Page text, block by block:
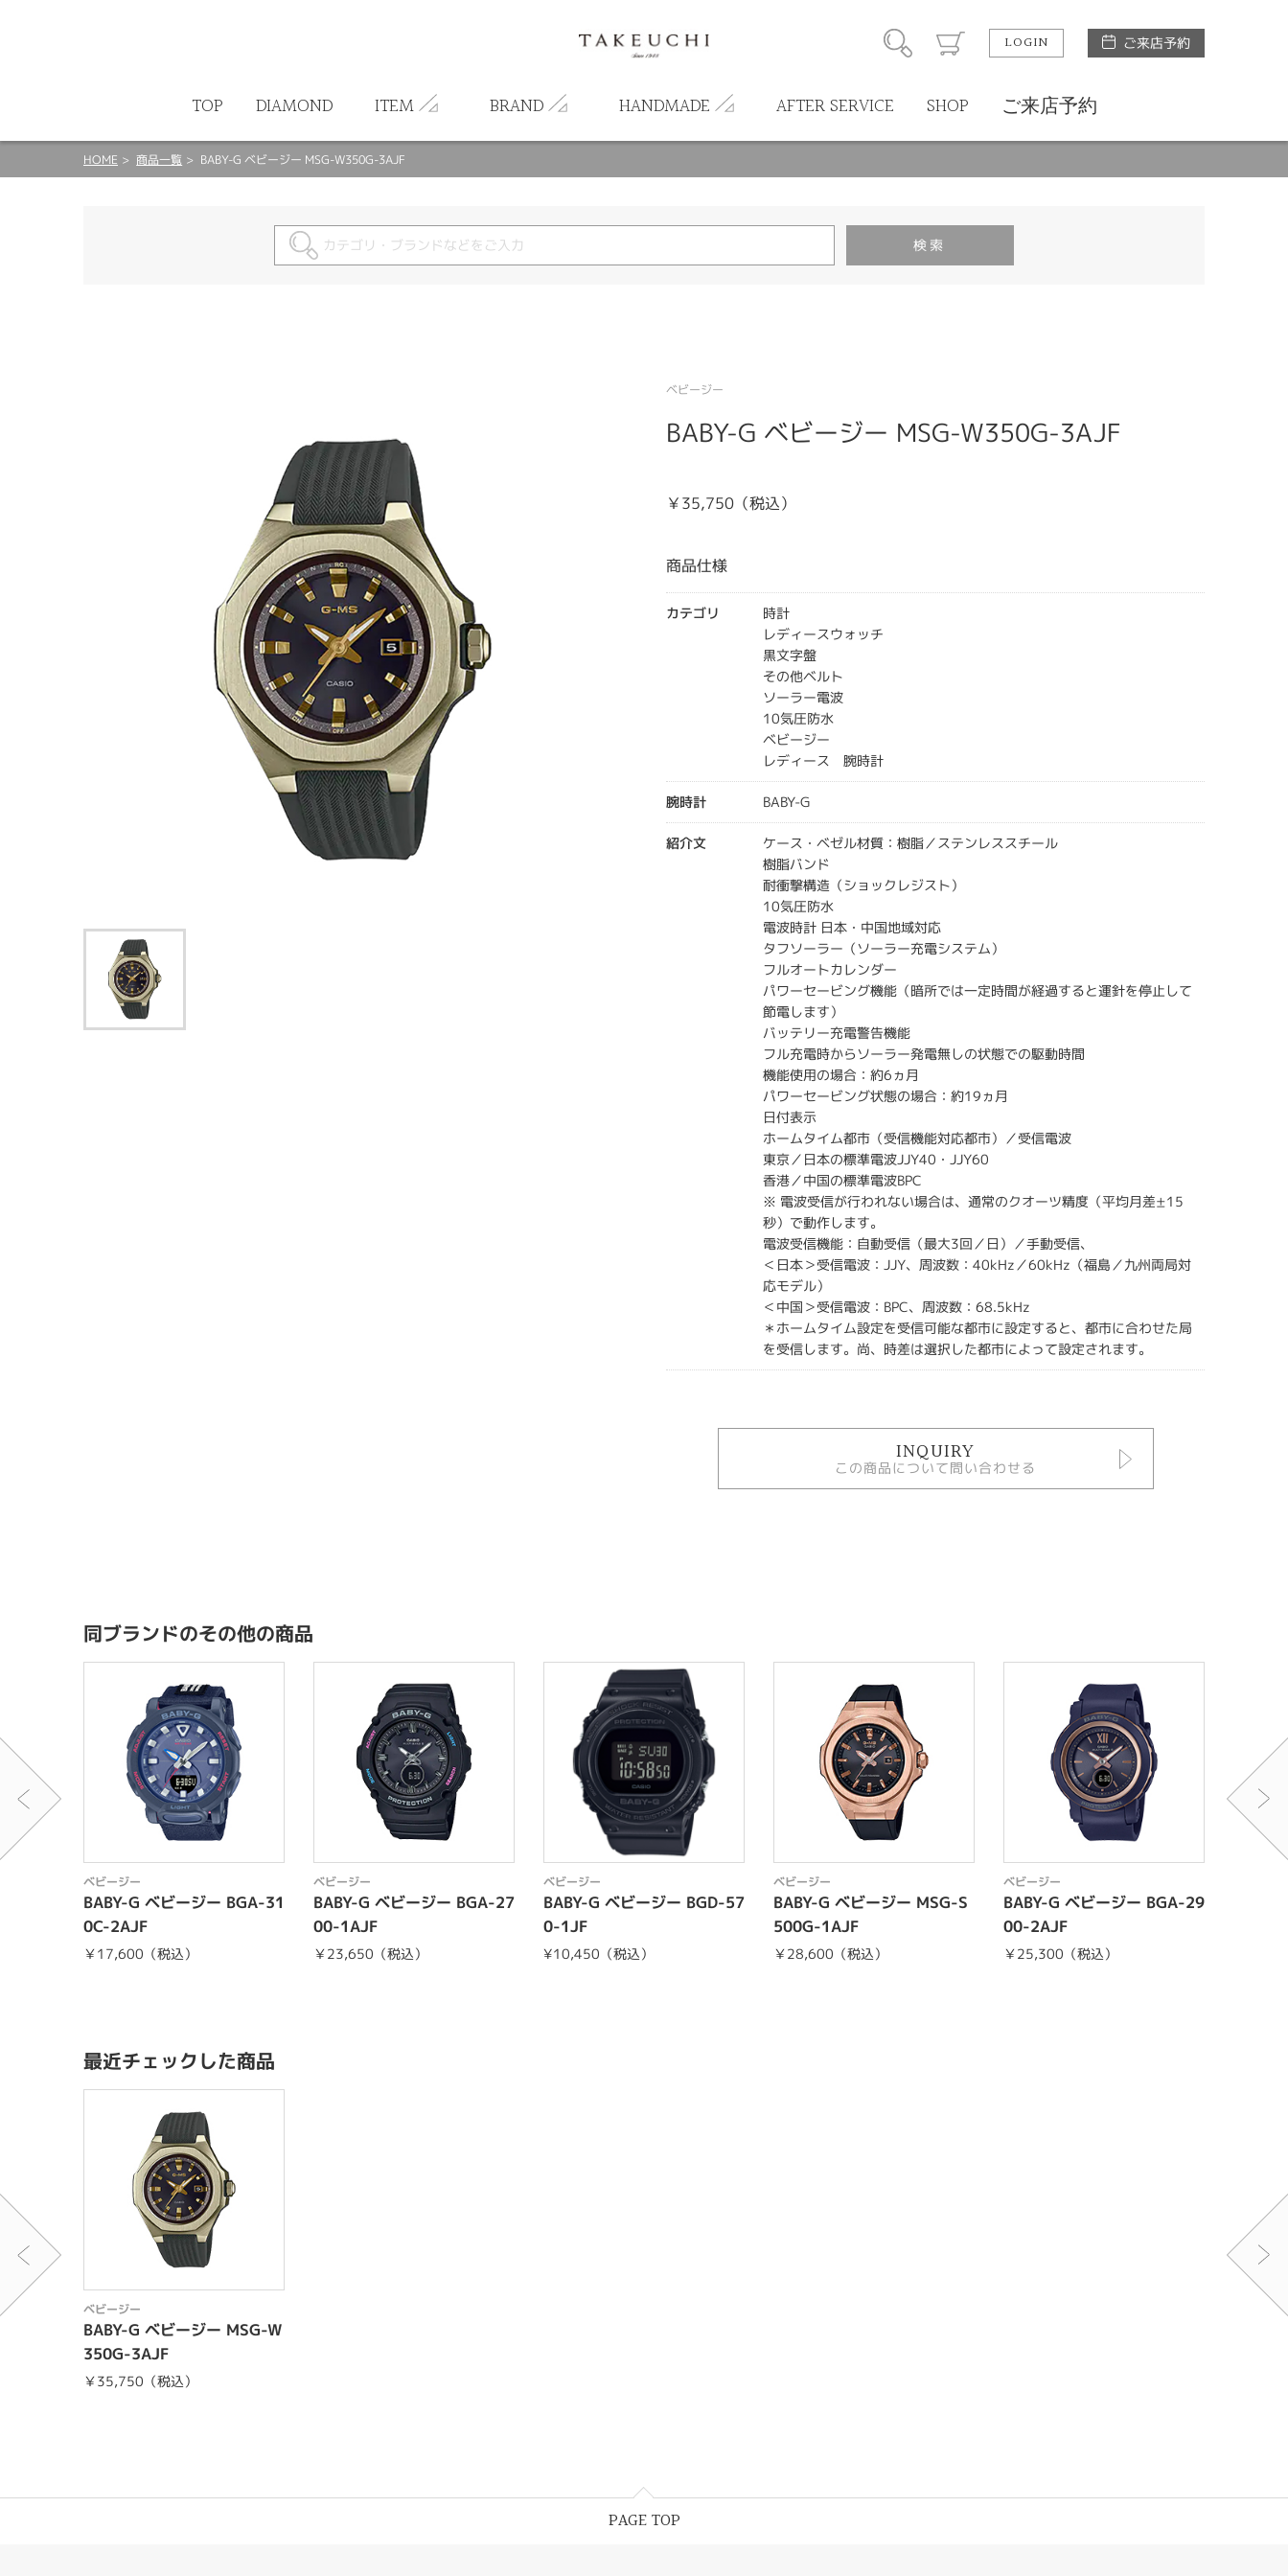
LOGIN ご来店予約
TOP DIAMOND ITEM BRAND HANDMADE AFTER SERVICE SHOP ご来店予約
HOME 商品一覧 BABY-G ベビージー MSG-W350G-3AJF
ベビージー
BABY-G ベビージー MSG-W350G-3AJF
￥35,750（税込）
商品仕様
カテゴリ
時計
レディースウォッチ
黒文字盤
その他ベルト
ソーラー電波
10気圧防水
ベビージー
レディース 腕時計
腕時計 BABY-G
紹介文
ケース・ベゼル材質：樹脂／ステンレススチール
樹脂バンド
耐衝撃構造（ショックレジスト）
10気圧防水
電波時計 日本・中国地域対応
タフソーラー（ソーラー充電システム）
フルオートカレンダー
パワーセービング機能（暗所では一定時間が経過すると運針を停止して
節電します）
バッテリー充電警告機能
フル充電時からソーラー発電無しの状態での駆動時間
機能使用の場合：約6ヵ月
パワーセービング状態の場合：約19ヵ月
日付表示
ホームタイム都市（受信機能対応都市）／受信電波
東京／日本の標準電波JJY40・JJY60
香港／中国の標準電波BPC
※ 電波受信が行われない場合は、通常のクオーツ精度（平均月差±15
秒）で動作します。
電波受信機能：自動受信（最大3回／日）／手動受信、
＜日本＞受信電波：JJY、周波数：40kHz／60kHz（福島／九州両局対
応モデル）
＜中国＞受信電波：BPC、周波数：68.5kHz
＊ホームタイム設定を受信可能な都市に設定すると、都市に合わせた局
を受信します。尚、時差は選択した都市によって設定されます。
INQUIRY
この商品について問い合わせる
同ブランドのその他の商品
ベビージー
BABY-G ベビージー BGA-31
0C-2AJF
￥17,600（税込）
ベビージー
BABY-G ベビージー BGA-27
00-1AJF
￥23,650（税込）
ベビージー
BABY-G ベビージー BGD-57
0-1JF
¥10,450（税込）
ベビージー
BABY-G ベビージー MSG-S
500G-1AJF
￥28,600（税込）
ベビージー
BABY-G ベビージー BGA-29
00-2AJF
￥25,300（税込）
最近チェックした商品
ベビージー
BABY-G ベビージー MSG-W
350G-3AJF
￥35,750（税込）
PAGE TOP